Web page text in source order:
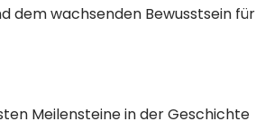
dem wachsenden Bewusstsein für
Meilensteine in der Geschichte